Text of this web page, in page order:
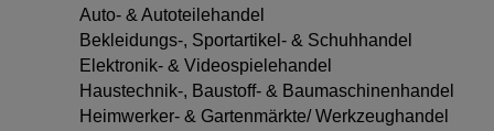
Auto- & Autoteilehandel
Bekleidungs-, Sportartikel- & Schuhhandel
Elektronik- & Videospielehandel
Haustechnik-, Baustoff- & Baumaschinenhandel
Heimwerker- & Gartenmärkte/ Werkzeughandel